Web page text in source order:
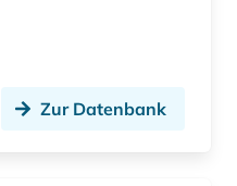
Zur Datenbank